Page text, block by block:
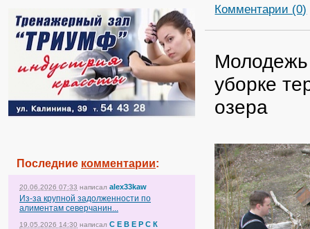
Последние комментарии:
20.06.2026 07:33 написал alex33kaw
Из-за крупной задолженности по
алиментам северчанин...
19.05.2026 14:30 написал С Е В Е Р С К
Комментарии (0)
Молодежь
уборке
озера